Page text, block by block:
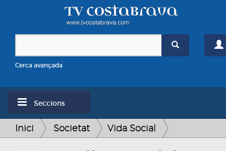
Cerca avançada
Seccions
Inici Societat Vida Social